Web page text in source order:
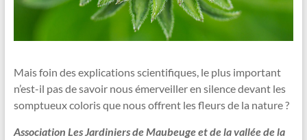
Mais foin des explications scientifiques, le plus important
n’est-il pas de savoir nous émerveiller en silence devant les
somptueux coloris que nous offrent les fleurs de la nature ?
Association Les Jardiniers de Maubeuge et de la vallée de la